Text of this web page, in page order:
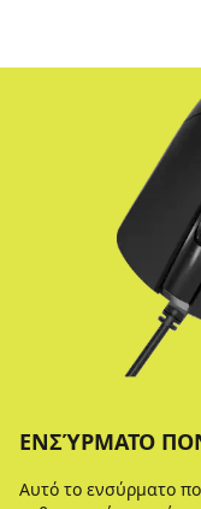
ΕΝΣΎΡΜΑΤΟ
Αυτό το ενσύρματο